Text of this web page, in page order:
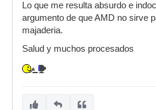
Lo que me resulta absurdo e
argumento de que AMD no sirve
majaderia.
Salud y muchos procesados